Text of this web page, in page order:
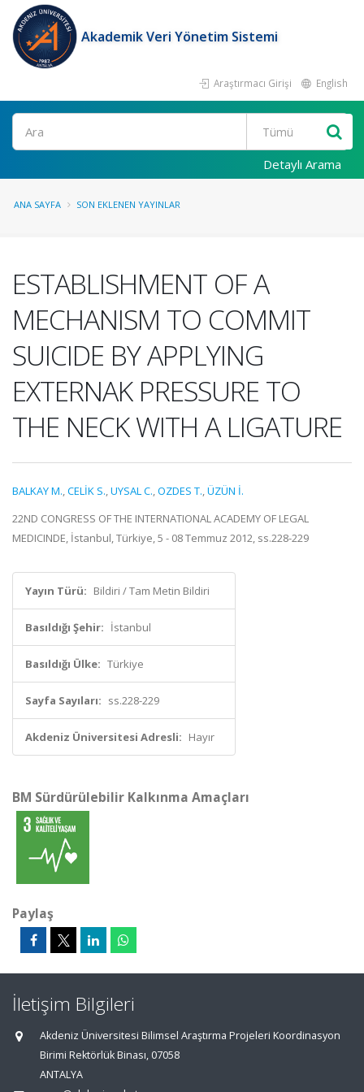
Akademik Veri Yönetim Sistemi
Araştırmacı Girişi English
Ara
Detaylı Arama
ANA SAYFA SON EKLENEN YAYINLAR
ESTABLISHMENT OF A
MECHANISM TO COMMIT
SUICIDE BY APPLYING
EXTERNAK PRESSURE TO
THE NECK WITH A LIGATURE
BALKAY M.,CELİK S.,UYSAL C.,OZDES T.,ÜZÜN İ.
22ND CONGRESS OF THE INTERNATIONAL ACADEMY OF LEGAL
MEDICINDE, İstanbul, Türkiye, 5 - 08 Temmuz 2012, ss.228-229
Yayın Türü: Bildiri / Tam Metin Bildiri
Basıldığı Şehir: İstanbul
Basıldığı Ülke: Türkiye
Sayfa Sayıları: ss.228-229
Akdeniz Üniversitesi Adresli: Hayır
BM Sürdürülebilir Kalkınma Amaçları
Paylaş
İletişim Bilgileri
Akdeniz Üniversitesi Bilimsel Araştırma Projeleri Koordinasyon
Birimi Rektörlük Binası, 07058
ANTALYA